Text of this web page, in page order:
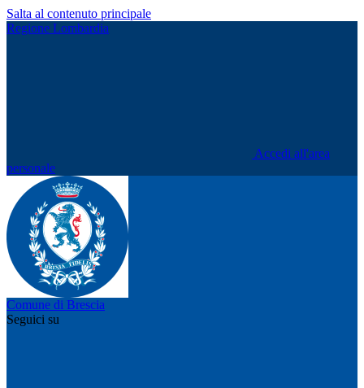
Salta al contenuto principale
Regione Lombardia
Accedi all'area
personale
Comune di Brescia
Seguici su